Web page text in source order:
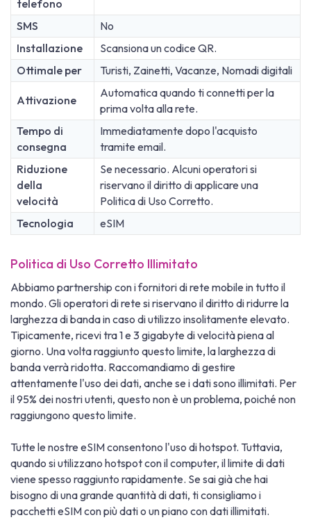
telefono
SMS
No
Installazione
Scansiona un codice QR.
Ottimale per
Turisti, Zainetti, Vacanze, Nomadi digitali
Attivazione
Automatica quando ti connetti per la
prima volta alla rete.
Tempo di
consegna
Immediatamente dopo l'acquisto
tramite email.
Riduzione
della
velocità
Se necessario. Alcuni operatori si
riservano il diritto di applicare una
Politica di Uso Corretto.
Tecnologia
eSIM
Politica di Uso Corretto Illimitato
Abbiamo partnership con i fornitori di rete mobile in tutto il
mondo. Gli operatori di rete si riservano il diritto di ridurre la
larghezza di banda in caso di utilizzo insolitamente elevato.
Tipicamente, ricevi tra 1 e 3 gigabyte di velocità piena al
giorno. Una volta raggiunto questo limite, la larghezza di
banda verrà ridotta. Raccomandiamo di gestire
attentamente l'uso dei dati, anche se i dati sono illimitati. Per
il 95% dei nostri utenti, questo non è un problema, poiché non
raggiungono questo limite.
Tutte le nostre eSIM consentono l'uso di hotspot. Tuttavia,
quando si utilizzano hotspot con il computer, il limite di dati
viene spesso raggiunto rapidamente. Se sai già che hai
bisogno di una grande quantità di dati, ti consigliamo i
pacchetti eSIM con più dati o un piano con dati illimitati.